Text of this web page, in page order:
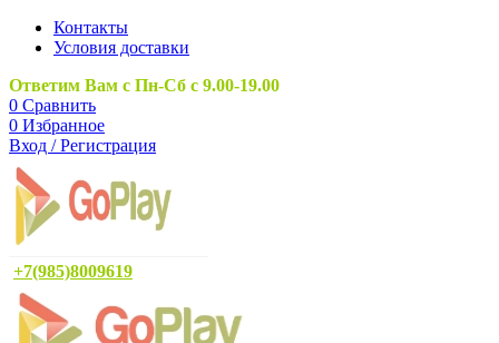
Контакты
Условия доставки
Ответим Вам с Пн-Сб с 9.00-19.00
0 Сравнить
0 Избранное
Вход / Регистрация
+7(985)8009619